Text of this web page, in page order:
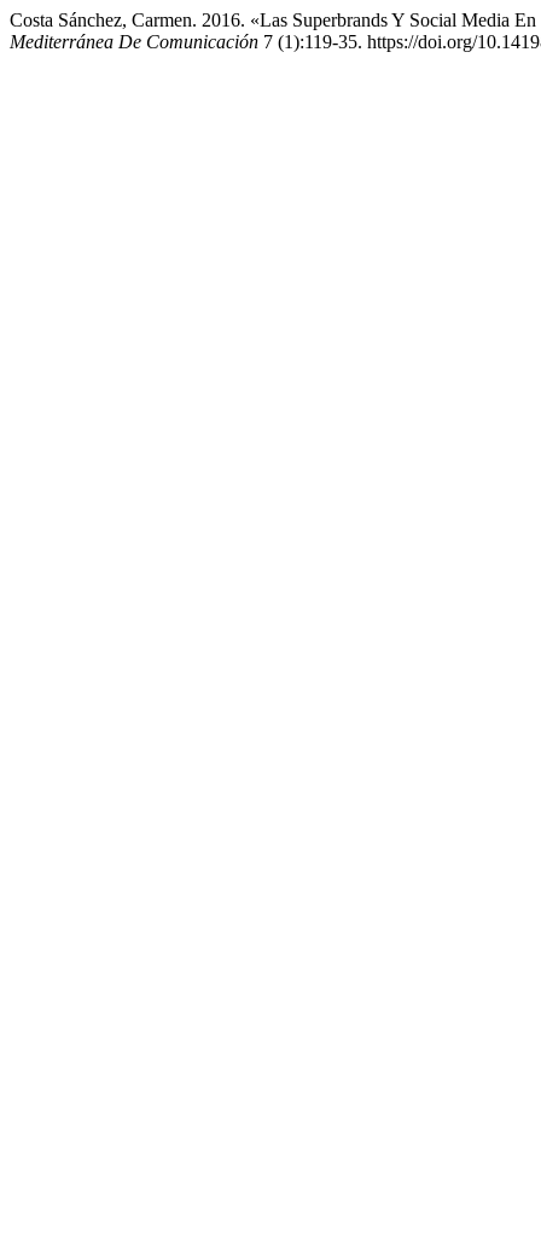
Costa Sánchez, Carmen. 2016. «Las Superbrands Y Social Media
Mediterránea De Comunicación 7 (1):119-35. https://doi.org/